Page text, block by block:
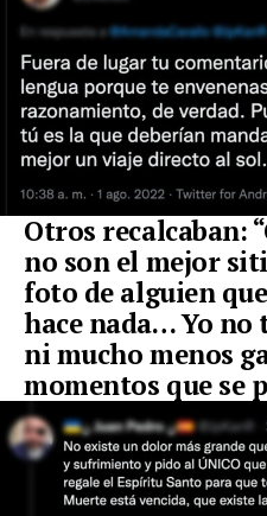
Otros recalcaban:
no son el mejor
foto de alguien
hace nada… Yo
ni mucho menos
momentos que se